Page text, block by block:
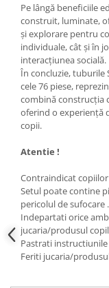
Pe lângă beneficiile
construit, luminate,
și explorare pentru
individuale, cât și în
interacțiunea socială.
În concluzie, tuburile
cele 76 piese,
combină construcția
oferind o experiență
copii.
Atentie !
Contraindicat
Setul poate contine
pericolul de sufocare .
Indepartati orice
jucaria/produsul
Pastrati instructiunile
Feriti jucaria/